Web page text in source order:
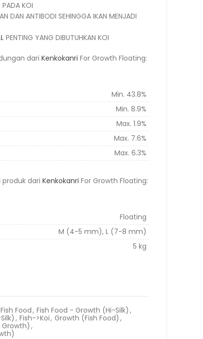
PADA KOI
DAN ANTIBODI SEHINGGA IKAN MENJADI
PENTING YANG DIBUTUHKAN KOI
dari Kenkokanri For Growth Floating:
Min. 43.8%
Min. 8.9%
Max. 1.9%
Max. 7.6%
Max. 6.3%
dari Kenkokanri For Growth Floating:
Floating
M (4-5 mm), L (7-8 mm)
5 kg
Fish Food, Fish Food - Growth (Hi-Silk) ,
, Fish->Koi, Growth (Fish Food) ,
Growth),